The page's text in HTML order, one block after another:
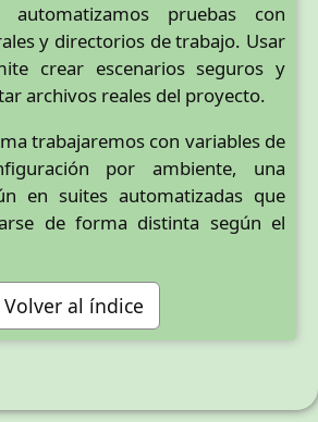
pruebas con
y directorios de trabajo. Usar
crear escenarios seguros y
archivos reales del proyecto.
trabajaremos con variables de
por ambiente, una
en suites automatizadas que
de forma distinta según el
Volver al índice